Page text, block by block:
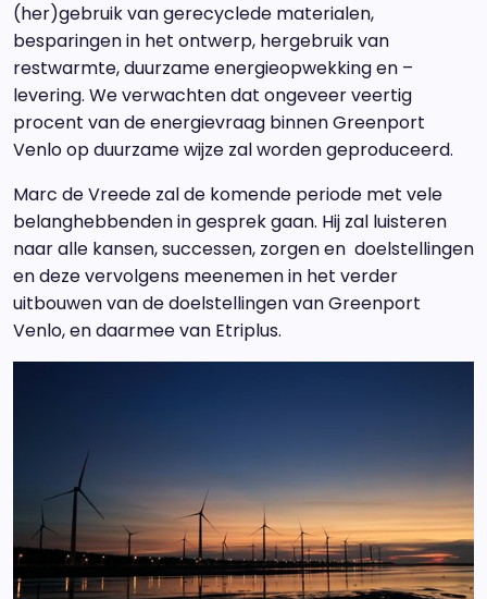
(her)gebruik van gerecyclede materialen,
besparingen in het ontwerp, hergebruik van
restwarmte, duurzame energieopwekking en –
levering. We verwachten dat ongeveer veertig
procent van de energievraag binnen Greenport
Venlo op duurzame wijze zal worden geproduceerd.
Marc de Vreede zal de komende periode met vele
belanghebbenden in gesprek gaan. Hij zal luisteren
naar alle kansen, successen, zorgen en doelstellingen
en deze vervolgens meenemen in het verder
uitbouwen van de doelstellingen van Greenport
Venlo, en daarmee van Etriplus.